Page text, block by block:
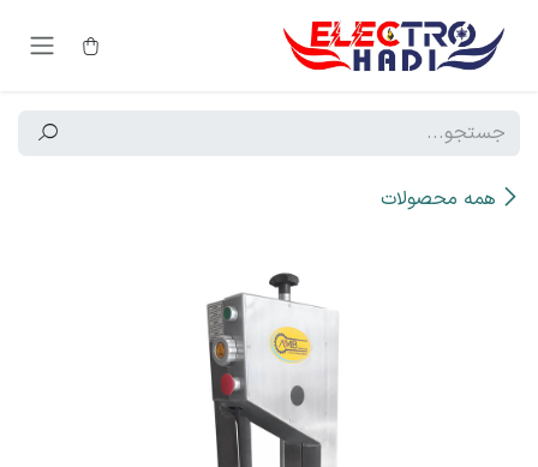
صرف نظر و مشاهده محتوا
همه محصولات